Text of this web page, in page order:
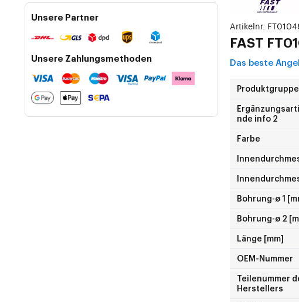
Unsere Partner
Unsere Zahlungsmethoden
Artikelnr.
FAST
Das beste
nde info 2
Farbe
Bohrung-ø 1
Bohrung-ø 2
Länge [mm]
OEM-Nummer
Teilenummer
Herstellers